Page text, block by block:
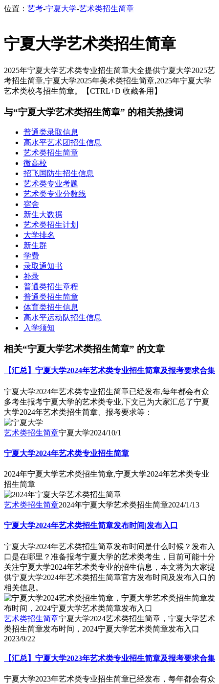
位置： 艺考-宁夏大学-艺术类招生简章
宁夏大学艺术类招生简章
2025年宁夏大学艺术类专业招生简章大全提供宁夏大学2025艺
考招生简章,宁夏大学2025年美术类招生简章,2025年宁夏大学
艺术类校考招生简章。【CTRL+D 收藏备用】
与“宁夏大学艺术类招生简章” 的相关热搜词
普通类录取信息
高水平艺术团招生信息
艺术类招生简章
微高校
招飞国防生招生信息
艺术类专业考题
艺术类专业分数线
宿舍
新生大数据
艺术类招生计划
大学排名
新生群
学费
录取通知书
补录
普通类招生章程
普通类招生简章
体育类招生信息
高水平运动队招生信息
入学须知
相关“宁夏大学艺术类招生简章” 的文章
【汇总】宁夏大学2024年艺术类专业招生简章及报考要求合集
宁夏大学2024年艺术类专业招生简章已经发布,每年都会有众
多考生报考宁夏大学的艺术类专业,下文已为大家汇总了宁夏
大学2024年艺术类招生简章、报考要求等：
艺术类招生简章宁夏大学2024/10/1
宁夏大学2024年艺术类专业招生简章
2024年宁夏大学艺术类招生简章,宁夏大学2024年艺术类专业
招生简章
艺术类招生简章2024年宁夏大学艺术类招生简章2024/1/13
宁夏大学2024年艺术类招生简章发布时间|发布入口
宁夏大学2024年艺术类招生简章发布时间是什么时候？发布入
口是在哪里？准备报考宁夏大学的艺术类考生，目前可能十分
关注宁夏大学2024年艺术类专业的招生信息，本文将为大家提
供宁夏大学2024年艺术类招生简章官方发布时间及发布入口的
相关信息。
艺术类招生简章宁夏大学2024艺术类招生简章，宁夏大学艺术
类招生简章发布时间，2024宁夏大学艺术类简章发布入口
2023/9/22
【汇总】宁夏大学2023年艺术类专业招生简章及报考要求合集
宁夏大学2023年艺术类专业招生简章已经发布，每年都会有众